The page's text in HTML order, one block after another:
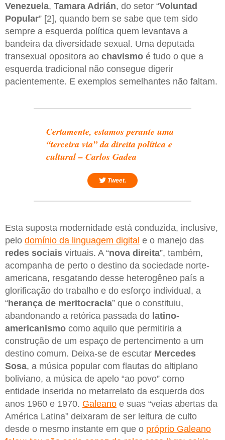
Venezuela, Tamara Adrián, do setor “Voluntad
Popular” [2], quando bem se sabe que tem sido
sempre a esquerda política quem levantava a
bandeira da diversidade sexual. Uma deputada
transexual opositora ao chavismo é tudo o que a
esquerda tradicional não consegue digerir
pacientemente. E exemplos semelhantes não faltam.
Certamente, estamos perante uma
“terceira via” da direita política e
cultural – Carlos Gadea
Tweet.
Esta suposta modernidade está conduzida, inclusive,
pelo domínio da linguagem digital e o manejo das
redes sociais virtuais. A “nova direita”, também,
acompanha de perto o destino da sociedade norte-
americana, resgatando desse heterogêneo país a
glorificação do trabalho e do esforço individual, a
“herança de meritocracia” que o constituiu,
abandonando a retórica passada do latino-
americanismo como aquilo que permitiria a
construção de um espaço de pertencimento a um
destino comum. Deixa-se de escutar Mercedes
Sosa, a música popular com flautas do altiplano
boliviano, a música de apelo “ao povo” como
entidade inserida no metarrelato da esquerda dos
anos 1960 e 1970. Galeano e suas “veias abertas da
América Latina” deixaram de ser leitura de culto
desde o mesmo instante em que o próprio Galeano